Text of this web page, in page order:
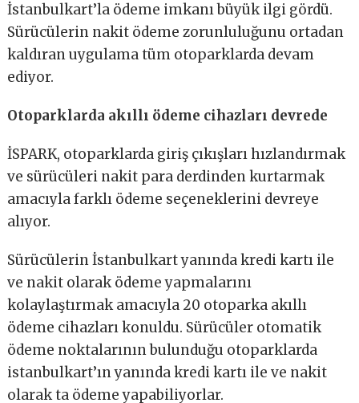
İstanbulkart’la ödeme imkanı büyük ilgi gördü.
Sürücülerin nakit ödeme zorunluluğunu ortadan
kaldıran uygulama tüm otoparklarda devam
ediyor.
Otoparklarda akıllı ödeme cihazları devrede
İSPARK, otoparklarda giriş çıkışları hızlandırmak
ve sürücüleri nakit para derdinden kurtarmak
amacıyla farklı ödeme seçeneklerini devreye
alıyor.
Sürücülerin İstanbulkart yanında kredi kartı ile
ve nakit olarak ödeme yapmalarını
kolaylaştırmak amacıyla 20 otoparka akıllı
ödeme cihazları konuldu. Sürücüler otomatik
ödeme noktalarının bulunduğu otoparklarda
istanbulkart’ın yanında kredi kartı ile ve nakit
olarak ta ödeme yapabiliyorlar.